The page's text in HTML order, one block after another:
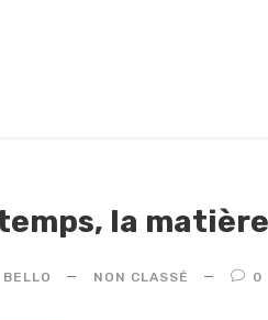
la
NON CLASSÉ 0